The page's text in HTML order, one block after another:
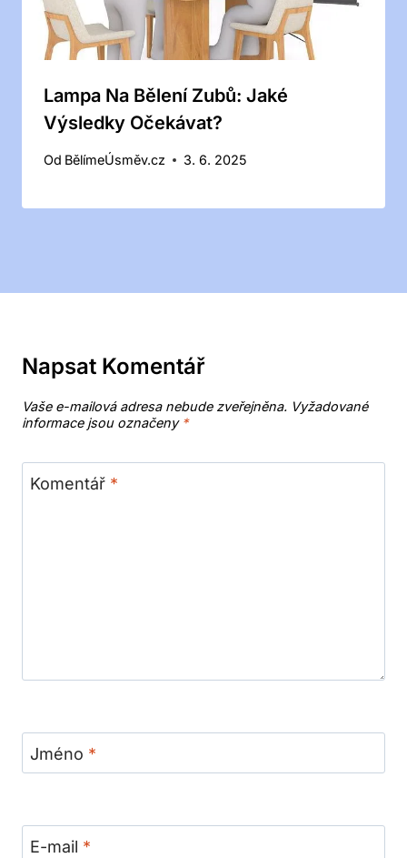
Lampa Na Bělení Zubů: Jaké
Výsledky Očekávat?
Od BělímeÚsměv.cz 3. 6. 2025
Napsat Komentář
Vaše e-mailová adresa nebude zveřejněna. Vyžadované
informace jsou označeny *
Komentář *
Jméno *
E-mail *